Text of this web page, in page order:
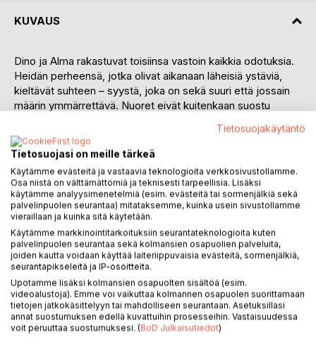
KUVAUS
Dino ja Alma rakastuvat toisiinsa vastoin kaikkia odotuksia.
Heidän perheensä, jotka olivat aikanaan läheisiä ystäviä,
kieltävät suhteen – syystä, joka on sekä suuri että jossain
määrin ymmärrettävä. Nuoret eivät kuitenkaan suostu
pitää rakkauden liekkiä yllä.
Sitten kaupungissa tapahtuu murha. Dino joutuu epäilyksen
alaiseksi, ja heidän jo valmiiksi hankala tilanteensa muuttuu
entistä vaikeammaksi. Tutkinta alkaa, salaisuudet
kietoutuvat toisiinsa ja juoni saa uusia, odottamattomia
käänteitä.
Älkää koskeko veljeeni on saaga rakkaudesta,
ystävyydestä sekä kamppailusta elannon puolesta. Tämä
teos johdattaa lukijan monien erilaisten hahmojen pariin.
Heidän tarinansa kulkevat omia polkujaan, mutta kietoutuvat
toisiinsa tiiviisti, punoutuen yhdeksi juoneksi, joka kasvaa ja
muotoutuu romaaniksi. Vangitseva kertomus vie lukijan
Tietosuojakäytäntö
Tietosuojasi on meille tärkeä
Käytämme evästeitä ja vastaavia teknologioita verkkosivustollamme.
Osa niistä on välttämättömiä ja teknisesti tarpeellisia. Lisäksi
käytämme analyysimenetelmiä (esim. evästeitä tai sormenjälkiä sekä
palvelinpuolen seurantaa) mitataksemme, kuinka usein sivustollamme
vieraillaan ja kuinka sitä käytetään.
Käytämme markkinointitarkoituksiin seurantateknologioita kuten
palvelinpuolen seurantaa sekä kolmansien osapuolien palveluita,
joiden kautta voidaan käyttää laiteriippuvaisia evästeitä, sormenjälkiä,
seurantapikseleitä ja IP-osoitteita.
Upotamme lisäksi kolmansien osapuolten sisältöä (esim.
videoalustoja). Emme voi vaikuttaa kolmannen osapuolen suorittamaan
tietojen jatkokäsittelyyn tai mahdolliseen seurantaan. Asetuksillasi
annat suostumuksen edellä kuvattuihin prosesseihin. Vastaisuudessa
voit peruuttaa suostumuksesi. (BoD Julkaisutiedot)